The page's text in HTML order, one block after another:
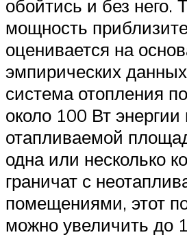
обойтись и без него.
мощность
оценивается на
эмпирических
система отопления
около 100 Вт энергии
отапливаемой
одна или несколько
граничат с
помещениями, этот
можно увеличить до